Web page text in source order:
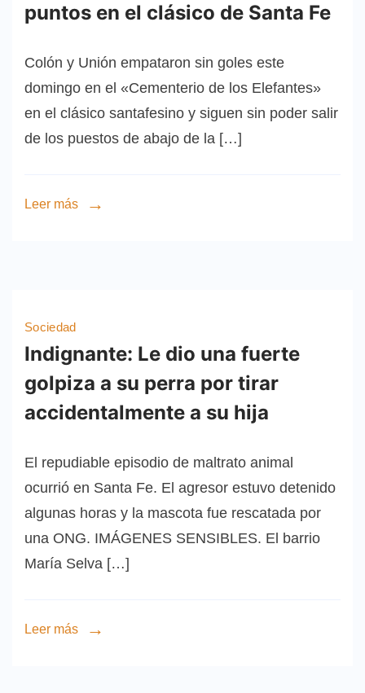
puntos en el clásico de Santa Fe
Colón y Unión empataron sin goles este
domingo en el «Cementerio de los Elefantes»
en el clásico santafesino y siguen sin poder salir
de los puestos de abajo de la […]
Leer más
Sociedad
Indignante: Le dio una fuerte
golpiza a su perra por tirar
accidentalmente a su hija
El repudiable episodio de maltrato animal
ocurrió en Santa Fe. El agresor estuvo detenido
algunas horas y la mascota fue rescatada por
una ONG. IMÁGENES SENSIBLES. El barrio
María Selva […]
Leer más